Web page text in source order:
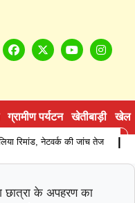
ग्रामीण पर्यटन खेतीबाड़ी खेल
नेटवर्क की जांच तेज |
छात्रा के अपहरण का